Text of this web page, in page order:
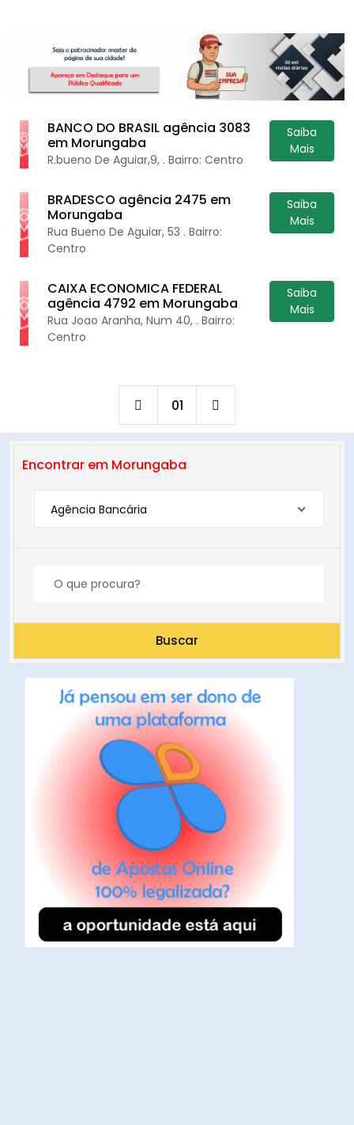
BANCO DO BRASIL agência 3083
em Morungaba
R.bueno De Aguiar,9, . Bairro: Centro
Saiba
Mais
BRADESCO agência 2475 em
Morungaba
Rua Bueno De Aguiar, 53 . Bairro:
Centro
Saiba
Mais
CAIXA ECONOMICA FEDERAL
agência 4792 em Morungaba
Rua Joao Aranha, Num 40, . Bairro:
Centro
Saiba
Mais
01
Encontrar em Morungaba
Agência Bancária
Buscar